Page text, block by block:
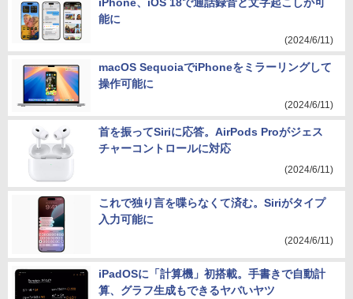
能に
(2024/6/11)
macOS SequoiaでiPhoneをミラーリングして
操作可能に
(2024/6/11)
首を振ってSiriに応答。AirPods Proがジェス
チャーコントロールに対応
(2024/6/11)
これで独り言を喋らなくて済む。Siriがタイプ
入力可能に
(2024/6/11)
iPadOSに「計算機」初搭載。手書きで自動計
算、グラフ生成もできるヤバいヤツ